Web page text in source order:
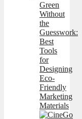
Green
Without
the
Guesswork:
Best
Tools
for
Designing
Eco-
Friendly
Marketing
Materials